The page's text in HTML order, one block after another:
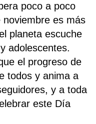
poco a poco
es más
planeta escuche
adolescentes.
el progreso de
todos y anima a
y a toda
este Día